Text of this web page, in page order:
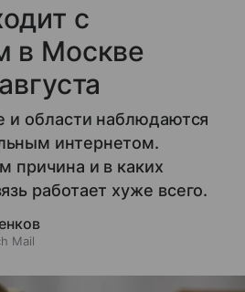
с
в Москве
и области наблюдаются
интернетом.
причина и в каких
работает хуже всего.
Mail